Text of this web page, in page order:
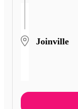
Joinville